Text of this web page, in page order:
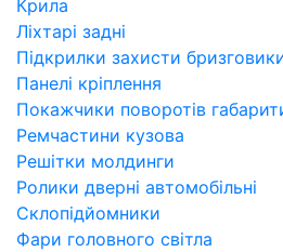
Крила
Ліхтарі задні
Підкрилки захисти
Панелі кріплення
Покажчики поворотів
Ремчастини кузова
Решітки молдинги
Ролики дверні автомобільні
Склопідйомники
Фари головного світла